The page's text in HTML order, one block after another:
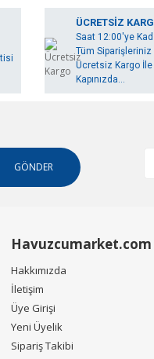
ÜCRETSİZ
Saat 12:00'ye
Tüm Siparişleriniz
Ücretsiz Kargo İle
Kapınızda...
GÖNDER
Havuzcumarket.com
Hakkımızda
İletişim
Üye Girişi
Yeni Üyelik
Sipariş Takibi